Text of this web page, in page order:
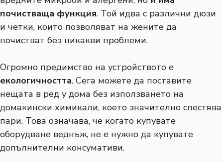
почистваща функция. Той идва с различни дюзи
и четки, които позволяват на жените да
почистват без никакви проблеми.
Огромно предимство на устройството е
екологичността. Сега можете да поставите
нещата в ред у дома без използването на
домакински химикали, което значително спестява
пари. Това означава, че когато купувате
оборудване веднъж, не е нужно да купувате
допълнителни консумативи.